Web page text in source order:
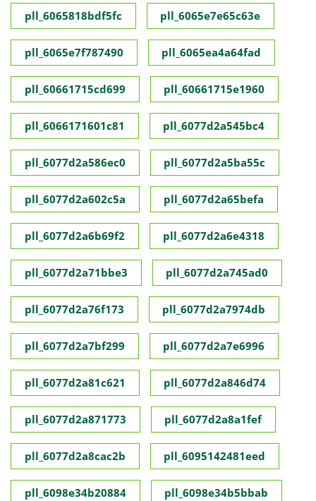
pll_6065818bdf5fc pll_6065e7e65c63e
pll_6065e7f787490 pll_6065ea4a64fad
pll_60661715cd699 pll_60661715e1960
pll_6066171601c81 pll_6077d2a545bc4
pll_6077d2a586ec0 pll_6077d2a5ba55c
pll_6077d2a602c5a pll_6077d2a65befa
pll_6077d2a6b69f2 pll_6077d2a6e4318
pll_6077d2a71bbe3 pll_6077d2a745ad0
pll_6077d2a76f173 pll_6077d2a7974db
pll_6077d2a7bf299 pll_6077d2a7e6996
pll_6077d2a81c621 pll_6077d2a846d74
pll_6077d2a871773 pll_6077d2a8a1fef
pll_6077d2a8cac2b pll_6095142481eed
pll_6098e34b20884 pll_6098e34b5bbab